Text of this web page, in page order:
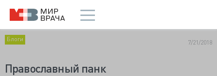
Блоги 7/21/2018
Православный панк